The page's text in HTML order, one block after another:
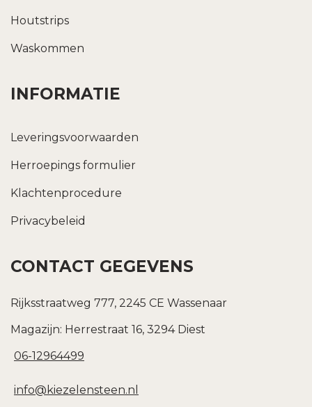
Houtstrips
Waskommen
INFORMATIE
Leveringsvoorwaarden
Herroepings formulier
Klachtenprocedure
Privacybeleid
CONTACT GEGEVENS
Rijksstraatweg 777, 2245 CE Wassenaar
Magazijn: Herrestraat 16, 3294 Diest
06-12964499
info@kiezelensteen.nl